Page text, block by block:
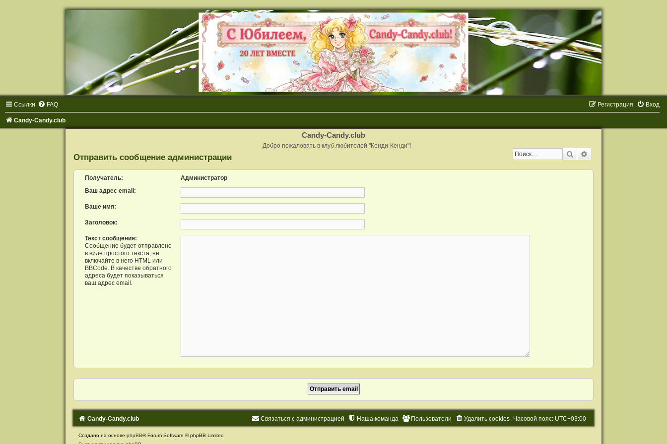
Ссылки FAQ Вход
Регистрация
Candy-Candy.club
Candy-Candy.club
Добро пожаловать в клуб любителей "Кенди-Кенди"!
Поиск
Отправить сообщение администрации
Получатель:
Администратор
Ваш адрес email:
Ваше имя:
Заголовок:
Текст сообщения:
Сообщение будет отправлено
в виде простого текста, не
включайте в него HTML или
BBCode. В качестве обратного
адреса будет показываться
ваш адрес email.
Candy-Candy.club Часовой пояс: UTC+03:00
Удалить cookies
Пользователи
Наша команда
Связаться с администрацией
Создано на основе phpBB® Forum Software © phpBB Limited